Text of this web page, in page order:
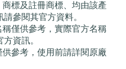
標及註冊商標、均由該產
參閱其官方資料。
僅供參考，實際官方名稱
資訊。
參考，使用前請詳閱原廠